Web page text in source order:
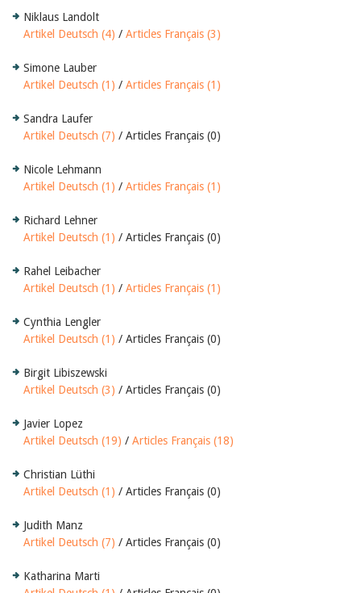
Niklaus Landolt
Artikel Deutsch (4) / Articles Français (3)
Simone Lauber
Artikel Deutsch (1) / Articles Français (1)
Sandra Laufer
Artikel Deutsch (7) / Articles Français (0)
Nicole Lehmann
Artikel Deutsch (1) / Articles Français (1)
Richard Lehner
Artikel Deutsch (1) / Articles Français (0)
Rahel Leibacher
Artikel Deutsch (1) / Articles Français (1)
Cynthia Lengler
Artikel Deutsch (1) / Articles Français (0)
Birgit Libiszewski
Artikel Deutsch (3) / Articles Français (0)
Javier Lopez
Artikel Deutsch (19) / Articles Français (18)
Christian Lüthi
Artikel Deutsch (1) / Articles Français (0)
Judith Manz
Artikel Deutsch (7) / Articles Français (0)
Katharina Marti